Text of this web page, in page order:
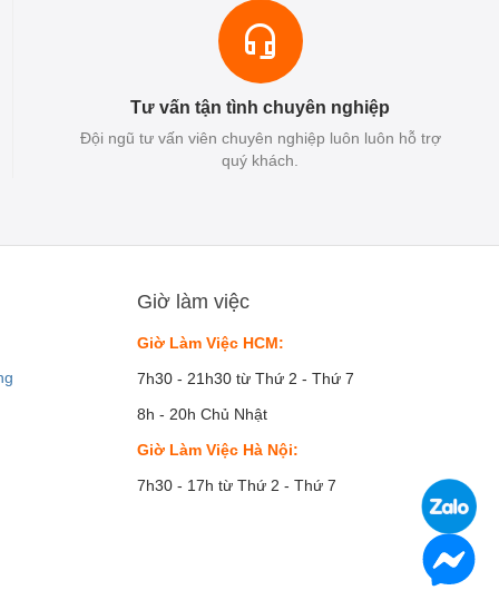
Tư vấn tận tình chuyên nghiệp
Đội ngũ tư vấn viên chuyên nghiệp luôn luôn hỗ trợ
quý khách.
Giờ làm việc
Giờ Làm Việc HCM:
7h30 - 21h30 từ Thứ 2 - Thứ 7
8h - 20h Chủ Nhật
Giờ Làm Việc Hà Nội:
7h30 - 17h từ Thứ 2 - Thứ 7